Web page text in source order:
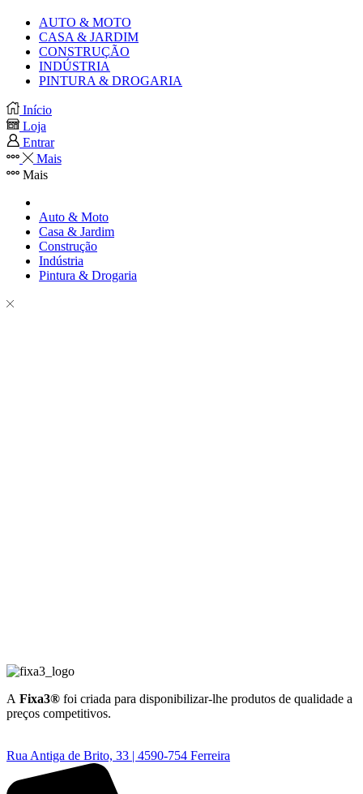
AUTO & MOTO
CASA & JARDIM
CONSTRUÇÃO
INDÚSTRIA
PINTURA & DROGARIA
Início
Loja
Entrar
Mais
Mais
Auto & Moto
Casa & Jardim
Construção
Indústria
Pintura & Drogaria
A Fixa3® foi criada para disponibilizar-lhe produtos de qualidade a
preços competitivos.
Rua Antiga de Brito, 33 | 4590-754 Ferreira